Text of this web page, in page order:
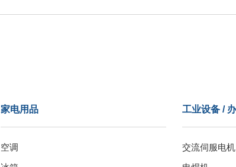
家电用品
空调
工业设备 /
交流伺服电机